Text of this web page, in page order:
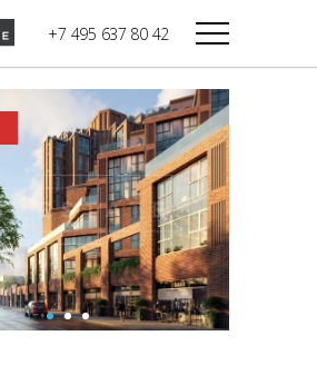
+7 495 637 80 42
Дикси
Мираторг
Магнолия
В башне
Башня Федерация-II
Башня Федерация-I
Восток
Город Столиц,
Северный блок
Город Столиц,
Южный блок